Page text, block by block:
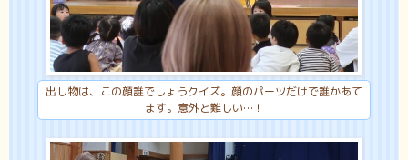
出し物は、この顔誰でしょうクイズ。顔のパーツだけで誰かあて
ます。意外と難しい…！